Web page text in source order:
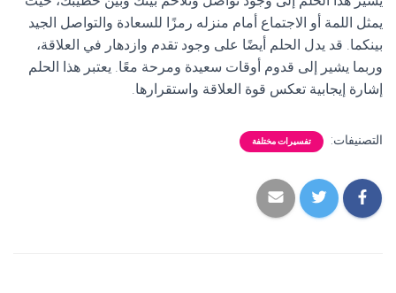
يمثل اللمة أو الاجتماع أمام منزله رمزًا للسعادة والتواصل الجيد
بينكما. قد يدل الحلم أيضًا على وجود تقدم وازدهار في العلاقة،
وربما يشير إلى قدوم أوقات سعيدة ومرحة معًا. يعتبر هذا الحلم
إشارة إيجابية تعكس قوة العلاقة واستقرارها.
التصنيفات: تفسيرات مختلفة